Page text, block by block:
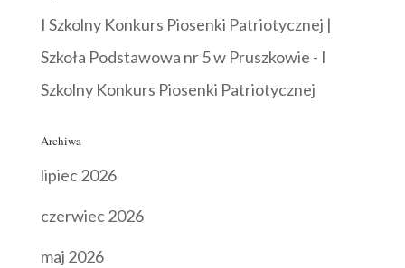
I Szkolny Konkurs Piosenki Patriotycznej |
Szkoła Podstawowa nr 5 w Pruszkowie - I
Szkolny Konkurs Piosenki Patriotycznej
Archiwa
lipiec 2026
czerwiec 2026
maj 2026